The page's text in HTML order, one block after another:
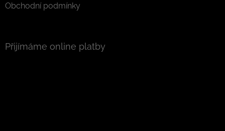
Obchodní podmínky
Přijímáme online platby